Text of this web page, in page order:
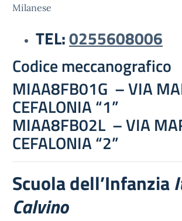
Milanese
TEL:0255608006
Codice meccanografico
MIAA8FB01G – VIA
CEFALONIA “1”
MIAA8FB02L – VIA
CEFALONIA “2”
Scuola dell’Infanzia
Calvino